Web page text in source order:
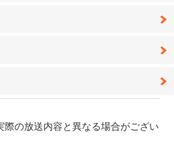
際の放送内容と異なる場合がござい